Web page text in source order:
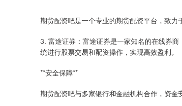
期货配资吧是一个专业的期货配资平台，致力
3. 富途证券：富途证券是一家知名的在线券
统进行股票交易和配资操作，实现高效盈利。
**安全保障**
期货配资吧与多家银行和金融机构合作，资金